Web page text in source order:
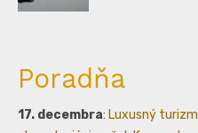
Poradňa
17. decembra: Luxusný